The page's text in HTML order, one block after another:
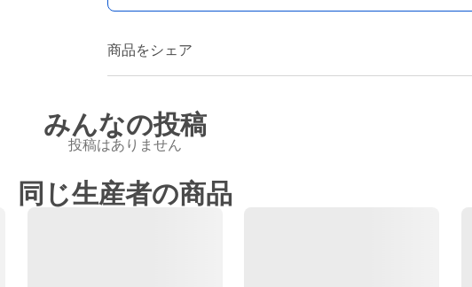
商品をシェア
みんなの投稿
投稿はありません
同じ生産者の商品